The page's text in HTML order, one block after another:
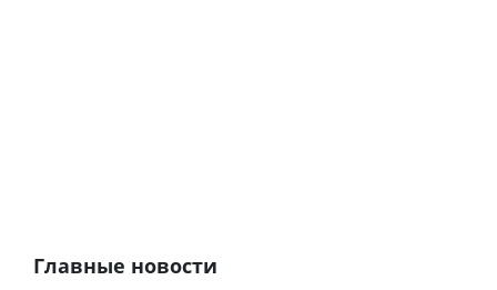
Главные новости